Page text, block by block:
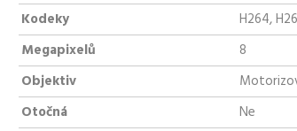
Kodeky
H264,
Megapixelů
8
Objektiv
Otočná
Ne